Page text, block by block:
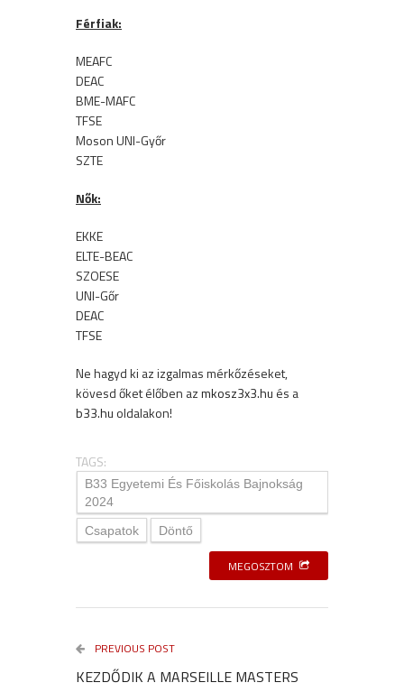
Férfiak:
MEAFC
DEAC
BME-MAFC
TFSE
Moson UNI-Győr
SZTE
Nők:
EKKE
ELTE-BEAC
SZOESE
UNI-Gőr
DEAC
TFSE
Ne hagyd ki az izgalmas mérkőzéseket,
kövesd őket élőben azmkosz3x3.hu és a
b33.hu oldalakon!
TAGS:
B33 Egyetemi És Főiskolás Bajnokság
2024
Csapatok
Döntő
MEGOSZTOM
PREVIOUS POST
KEZDŐDIK A MARSEILLE MASTERS